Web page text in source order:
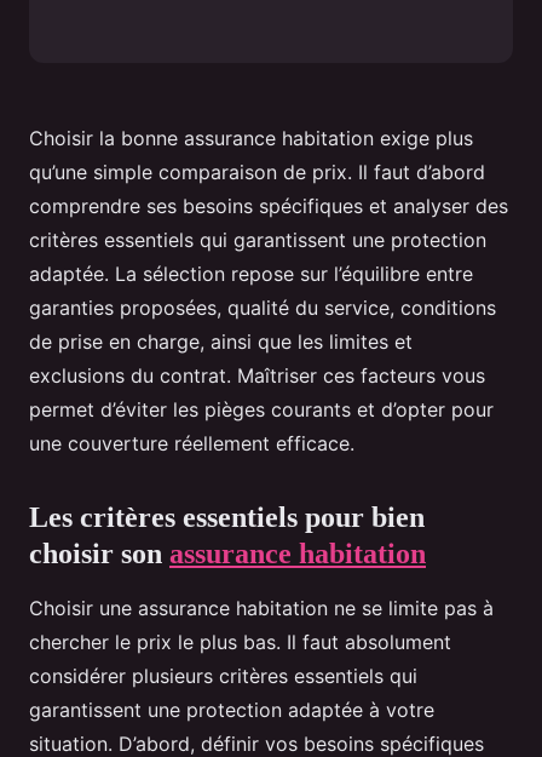
Choisir la bonne assurance habitation exige plus
qu’une simple comparaison de prix. Il faut d’abord
comprendre ses besoins spécifiques et analyser des
critères essentiels qui garantissent une protection
adaptée. La sélection repose sur l’équilibre entre
garanties proposées, qualité du service, conditions
de prise en charge, ainsi que les limites et
exclusions du contrat. Maîtriser ces facteurs vous
permet d’éviter les pièges courants et d’opter pour
une couverture réellement efficace.
Les critères essentiels pour bien
choisir son assurance habitation
Choisir une assurance habitation ne se limite pas à
chercher le prix le plus bas. Il faut absolument
considérer plusieurs critères essentiels qui
garantissent une protection adaptée à votre
situation. D’abord, définir vos besoins spécifiques